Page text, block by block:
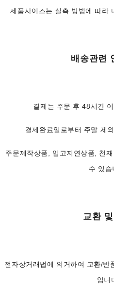
제품사이즈는 실측 방법에 따라
배송관련
결제는 주문 후 48시간
결제완료일로부터 주말 제
주문제작상품, 입고지연상품, 천
수 있습
교환
전자상거래법에 의거하여 교환/반
입니